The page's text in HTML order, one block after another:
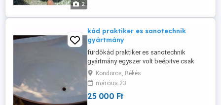
2
kád praktiker es sanotechnik
gyártmány
fürdőkád praktiker es sanotechnik
gyártmány egyszer volt beépitve csak
hiányzik belőle egy kis darab, alján
foldozták gyárilag, csak kiesett belőle a
folt az is megvan az is pozdorjából van,
mint az alja.
Kondoros, Békés
március 23
25 000 Ft